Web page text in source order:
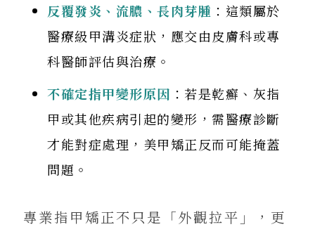
反覆發炎、流膿、長肉芽腫 ：這類屬於
醫療級甲溝炎症狀，應交由皮膚科或專
科醫師評估與治療。
不確定指甲變形原因 ：若是乾癬、灰指
甲或其他疾病引起的變形，需醫療診斷
才能對症處理，美甲矯正反而可能掩蓋
問題。
專業指甲矯正不只是「外觀拉平」，更